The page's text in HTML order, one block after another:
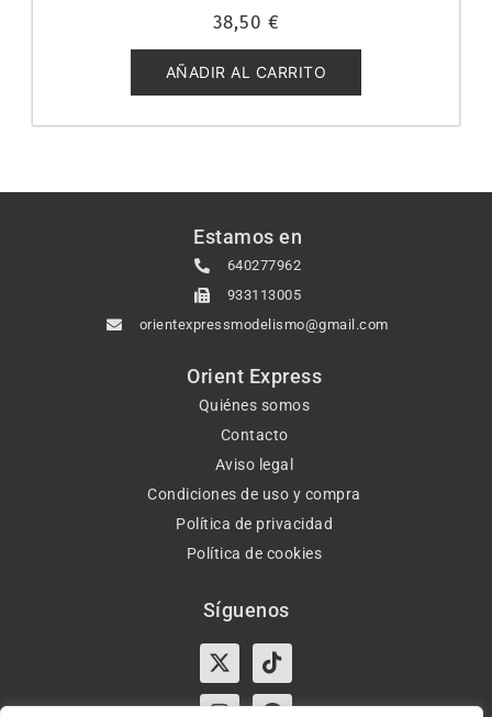
con
de
5
38,50 €
AÑADIR AL CARRITO
Estamos en
640277962
933113005
orientexpressmodelismo@gmail.com
Orient Express
Quiénes somos
Contacto
Aviso legal
Condiciones de uso y compra
Política de privacidad
Política de cookies
Síguenos
X-
twitter
Tiktok
InstagramFacebook